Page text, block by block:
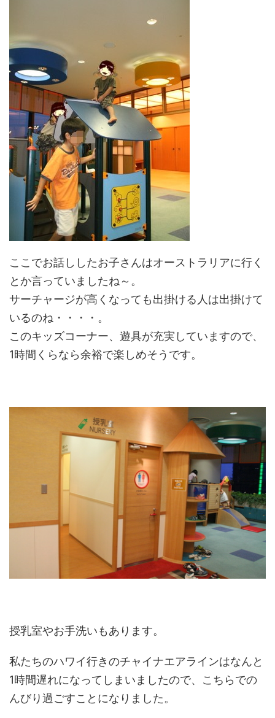
ここでお話ししたお子さんはオーストラリアに行く
とか言っていましたね～。
サーチャージが高くなっても出掛ける人は出掛けて
いるのね・・・・。
このキッズコーナー、遊具が充実していますので、
1時間くらなら余裕で楽しめそうです。
授乳室やお手洗いもあります。
私たちのハワイ行きのチャイナエアラインはなんと
1時間遅れになってしまいましたので、こちらでの
んびり過ごすことになりました。